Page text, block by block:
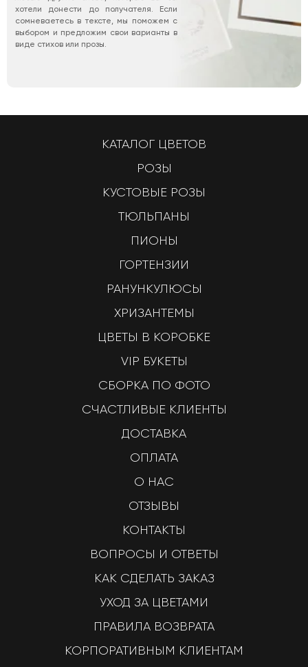
хотели донести до получателя. Если
сомневаетесь в тексте, мы поможем с
выбором и предложим свои варианты в
виде стихов или прозы.
КАТАЛОГ ЦВЕТОВ
РОЗЫ
КУСТОВЫЕ РОЗЫ
ТЮЛЬПАНЫ
ПИОНЫ
ГОРТЕНЗИИ
РАНУНКУЛЮСЫ
ХРИЗАНТЕМЫ
ЦВЕТЫ В КОРОБКЕ
VIP БУКЕТЫ
СБОРКА ПО ФОТО
СЧАСТЛИВЫЕ КЛИЕНТЫ
ДОСТАВКА
ОПЛАТА
О НАС
ОТЗЫВЫ
КОНТАКТЫ
ВОПРОСЫ И ОТВЕТЫ
КАК СДЕЛАТЬ ЗАКАЗ
УХОД ЗА ЦВЕТАМИ
ПРАВИЛА ВОЗВРАТА
КОРПОРАТИВНЫМ КЛИЕНТАМ